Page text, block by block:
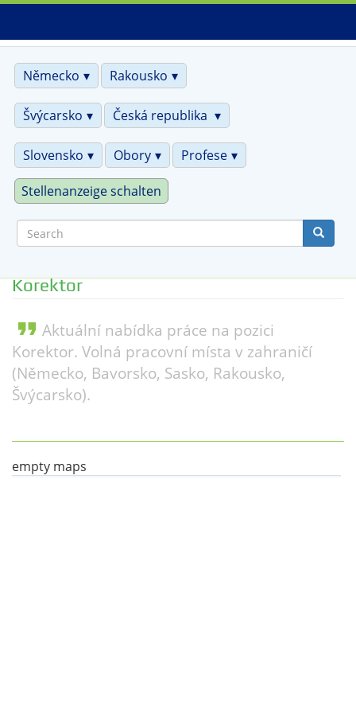
Skip
main
content
Německo
Rakousko
Švýcarsko Česká republika
Slovensko Obory Profese
Stellenanzeige schalten
Korektor
format_quote Aktuální nabídka práce na pozici
Korektor. Volná pracovní místa v zahraničí
(Německo, Bavorsko, Sasko, Rakousko,
Švýcarsko).
empty maps